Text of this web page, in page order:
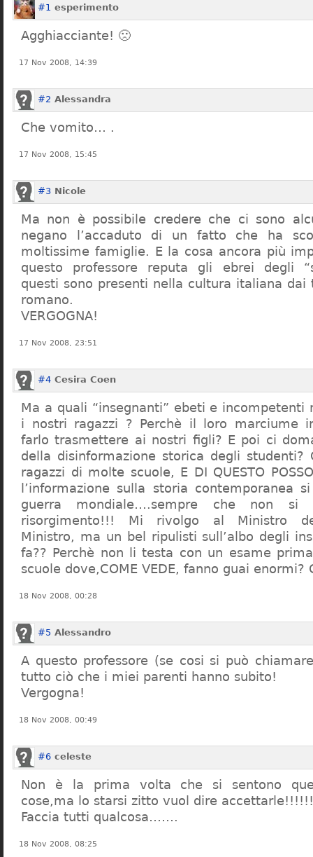
#1 esperimento
Agghiacciante! 🙁
17 Nov 2008, 14:39
#2 Alessandra
Che vomito… .
17 Nov 2008, 15:45
#3 Nicole
Ma non è possibile credere che ci sono
negano l’accaduto di un fatto che ha
moltissime famiglie. E la cosa ancora più
questo professore reputa gli ebrei degli
questi sono presenti nella cultura italiana dai
romano.
VERGOGNA!
17 Nov 2008, 23:51
#4 Cesira Coen
Ma a quali “insegnanti” ebeti e
i nostri ragazzi ? Perchè il loro marciume
farlo trasmettere ai nostri figli? E poi ci
della disinformazione storica degli
ragazzi di molte scuole, E DI QUESTO POSSO
l’informazione sulla storia contemporanea
guerra mondiale….sempre che non
risorgimento!!! Mi rivolgo al Ministro
Ministro, ma un bel ripulisti sull’albo degli
fa?? Perchè non li testa con un esame
scuole dove,COME VEDE, fanno guai enormi?
18 Nov 2008, 00:28
#5 Alessandro
A questo professore (se cosi si può
tutto ciò che i miei parenti hanno subito!
Vergogna!
18 Nov 2008, 00:49
#6 celeste
Non è la prima volta che si sentono
cose,ma lo starsi zitto vuol dire accettarle!!!!!!
Faccia tutti qualcosa…….
18 Nov 2008, 08:25